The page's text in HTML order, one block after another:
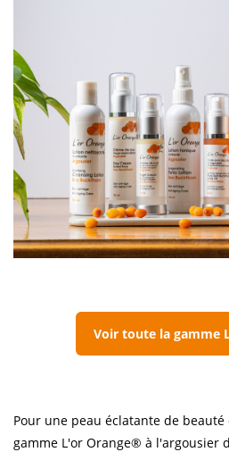
Voir toute la gamme
Pour une peau éclatante de
gamme L'or Orange® à l'argousier